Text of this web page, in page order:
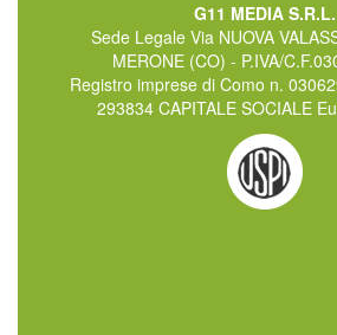
G11 MEDIA S.R.L.
Sede Legale Via NUOVA
MERONE (CO) - P.IVA/
Registro imprese di Como n.
293834 CAPITALE SOCIALE